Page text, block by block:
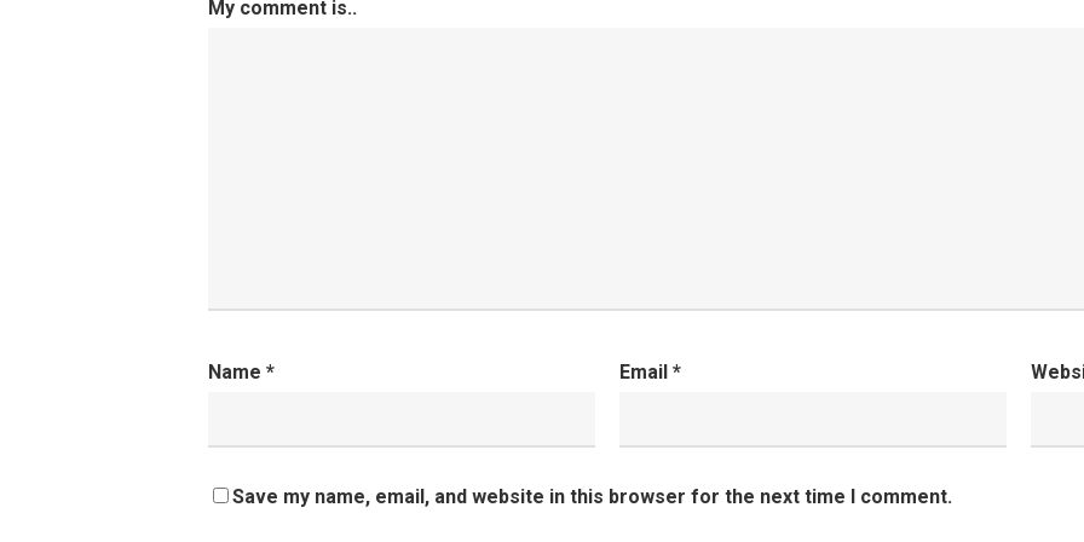
My comment is..
Name * Email *
Save my name, email, and website in this browser for the next time I comment.